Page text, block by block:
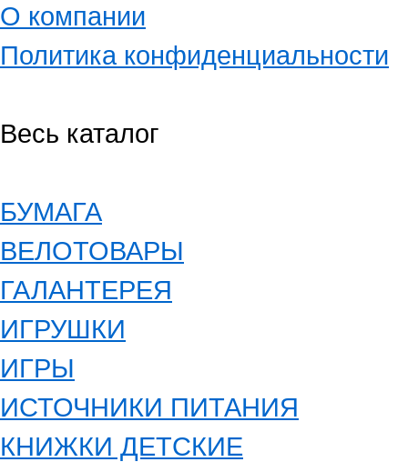
О компании
Политика конфиденциальности
Весь каталог
БУМАГА
ВЕЛОТОВАРЫ
ГАЛАНТЕРЕЯ
ИГРУШКИ
ИГРЫ
ИСТОЧНИКИ ПИТАНИЯ
КНИЖКИ ДЕТСКИЕ